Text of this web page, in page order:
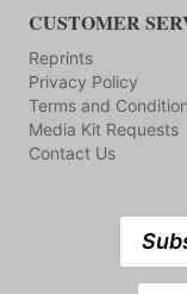
CUSTOMER
Reprints
Privacy Policy
Terms and
Media Kit Requests
Contact Us